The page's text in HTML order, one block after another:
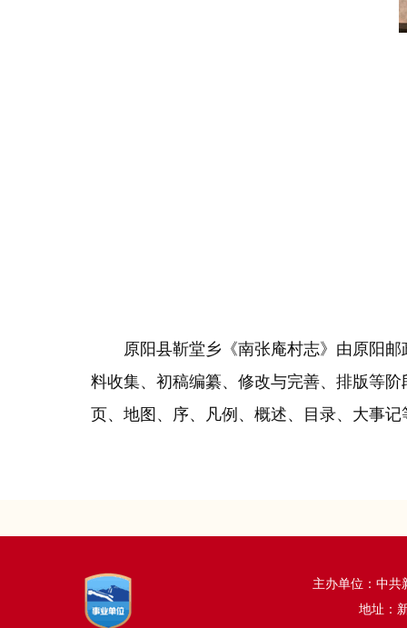
原阳县靳堂乡《南张庵村志》由原阳
料收集、初稿编纂、修改与完善、排版等
页、地图、序、凡例、概述、目录、大事
主办单位：中
地址：